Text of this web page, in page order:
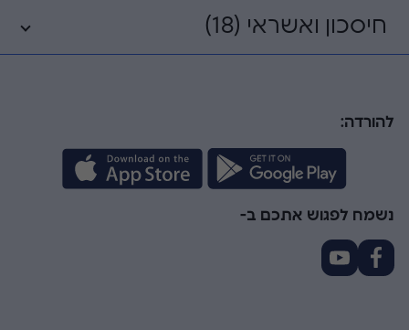
חיסכון ואשראי (18)
להורדה:
נשמח לפגוש אתכם ב-